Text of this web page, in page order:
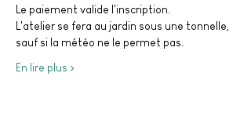
Le paiement valide l'inscription.
L'atelier se fera au jardin sous une tonnelle,
sauf si la météo ne le permet pas.
En lire plus >